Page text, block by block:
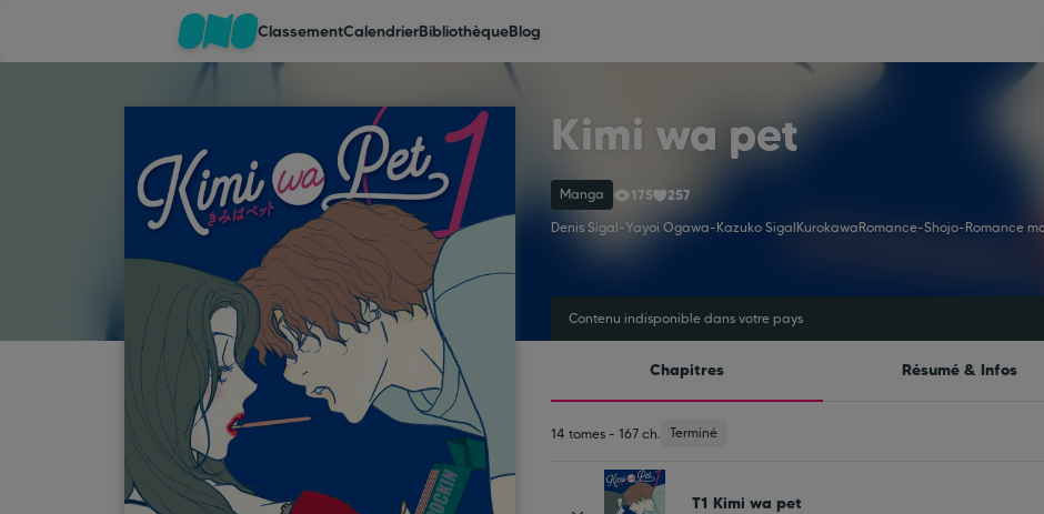
Classement
Calendrier
ClassementCalendrierBibliothèqueBlog
Kimi wa pet
Manga 175
257
Denis Sigal-Yayoi Ogawa-Kazuko SigalKurokawaRomance-Shojo-Romance
Contenu indisponible dans votre pays
Chapitres Résumé & Infos
14 tomes - 167 ch. Terminé
T1 Kimi wa pet